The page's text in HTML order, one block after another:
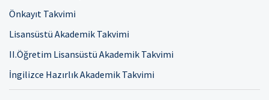
Önkayıt Takvimi
Lisansüstü Akademik Takvimi
II.Öğretim Lisansüstü Akademik Takvimi
İngilizce Hazırlık Akademik Takvimi